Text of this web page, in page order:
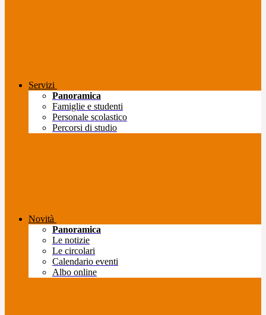
Servizi
Panoramica
Famiglie e studenti
Personale scolastico
Percorsi di studio
Novità
Panoramica
Le notizie
Le circolari
Calendario eventi
Albo online